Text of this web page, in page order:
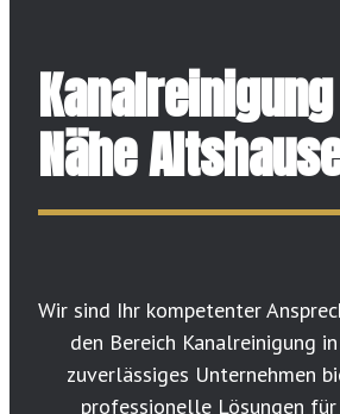
Nähe
Wir sind Ihr kompetenter
den Bereich Kanalreinigung
zuverlässiges Unternehmen
professionelle Lösungen für